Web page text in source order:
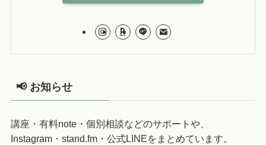
📢 お知らせ
講座・有料note・個別相談などのサポートや、
Instagram・stand.fm・公式LINEをまとめています。